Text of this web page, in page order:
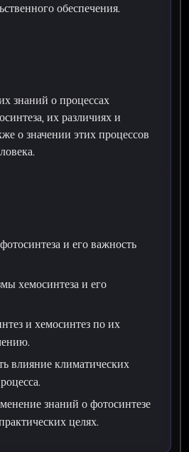
обеспечения.
знаний о процессах
их различиях и
о значении этих процессов
и его важность
хемосинтеза и его
и хемосинтез по их
влияние климатических
знаний о фотосинтезе
целях.